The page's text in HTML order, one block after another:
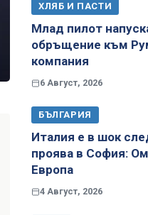
ХЛЯБ И ПАСТИ
Млад пилот
обръщение към
компания
6 Август, 2026
БЪЛГАРИЯ
Италия е в шок
проява в София:
Европа
4 Август, 2026